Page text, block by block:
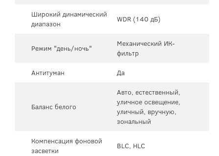
Широкий динамический
диапазон
WDR (140 дБ)
Режим "день/ночь"
Механический ИК-
фильтр
Антитуман
Да
Баланс белого
Авто, естественный,
уличное освещение,
уличный, вручную,
зональный
Компенсация фоновой
засветки
BLC, HLC